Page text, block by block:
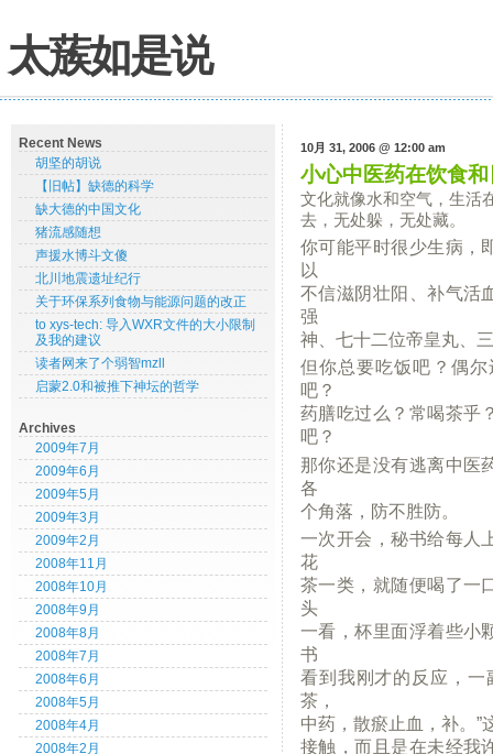
太蔟如是说
Recent News
胡坚的胡说
【旧帖】缺德的科学
缺大德的中国文化
猪流感随想
声援水博斗文傻
北川地震遗址纪行
关于环保系列食物与能源问题的改正
to xys-tech: 导入WXR文件的大小限制
及我的建议
读者网来了个弱智mzll
启蒙2.0和被推下神坛的哲学
Archives
2009年7月
2009年6月
2009年5月
2009年3月
2009年2月
2008年11月
2008年10月
2008年9月
2008年8月
2008年7月
2008年6月
2008年5月
2008年4月
2008年2月
10月 31, 2006 @ 12:00 am
小心中医药在饮食
文化就像水和空气，生活
去，无处躲，无处藏。
你可能平时很少生病，
以
不信滋阴壮阳、补气活
强
神、七十二位帝皇丸、
但你总要吃饭吧？偶
吧？
药膳吃过么？常喝茶乎
吧？
那你还是没有逃离中医
各
个角落，防不胜防。
一次开会，秘书给每人
花
茶一类，就随便喝了一
头
一看，杯里面浮着些小
书
看到我刚才的反应，一
茶，
中药，散瘀止血，补。”
接触，而且是在未经我